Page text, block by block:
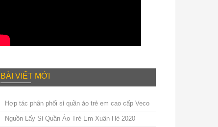
BÀI VIẾT MỚI
Hợp tác phân phối sỉ quần áo trẻ em cao cấp Veco
Nguồn Lấy Sỉ Quần Áo Trẻ Em Xuân Hè 2020